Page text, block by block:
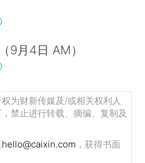
9月4日 AM）
为财新传媒及/或相关权利人
禁止进行转载、摘编、复制及
hello@caixin.com ，获得书面